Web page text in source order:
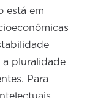
está em
a pluralidade
Para